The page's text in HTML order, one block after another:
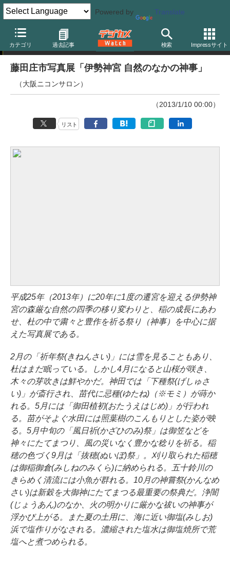
Powered by Translate
カテゴリ 過去記事 検索 Impressサイト
ニュース
藤田庄市写真展「伊勢神宮 自然のなかの神事」
（大阪ニコンサロン）
（2013/1/10 00:00）
リスト
平成25年（2013年）に20年に1度の遷宮を迎える伊勢神
宮の森厳な自然の四季の移り変わりと、稲の成長にあわ
せ、杜の中で粛々と豊作を祈る祭り（神事）を中心に据
えた写真展である。
2月の「祈年祭(きねんさい)」には雪を見ることもあり、
杜はまだ眠っている。しかし4月になると山桜が咲き、
木々の芽吹きは鮮やかだ。神田では「下種祭(げしゅさ
い)」が斎行され、苗代に忌種(ゆたね)（※モミ）が蒔か
れる。5月には「御田植初(おたうえはじめ)」が行われ
る。苗がそよぐ水田には照葉樹のこんもりとした姿が映
る。5月中旬の「風日祈(かざひのみ)祭」は御笠などを
神々にたてまつり、風の災いなく豊かな稔りを祈る。稲
穂の色づく9月は「抜穂(ぬいぼ)祭」。刈り取られた稲穂
は御稲御倉(みしねのみくら)に納められる。五十鈴川の
きらめく清流には小魚が群れる。10月の神嘗祭(かんなめ
さい)は新穀を大御神にたてまつる最重要の祭典だ。浄闇
(じょうあん)のなか、火の明かりに厳かな祓いの神事が
浮かび上がる。また夏の土用に、海に近い御塩(みしお)
浜で塩作りがなされる。濃縮された塩水は御塩焼所で荒
塩へと煮つめられる。